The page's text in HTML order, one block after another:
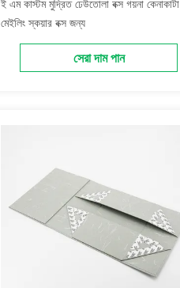
ই এম কাস্টম মুদ্রিত ঢেউতোলা বক্স গয়না কেনাকাটা
মেইলিং স্কয়ার বক্স জন্য
সেরা দাম পান